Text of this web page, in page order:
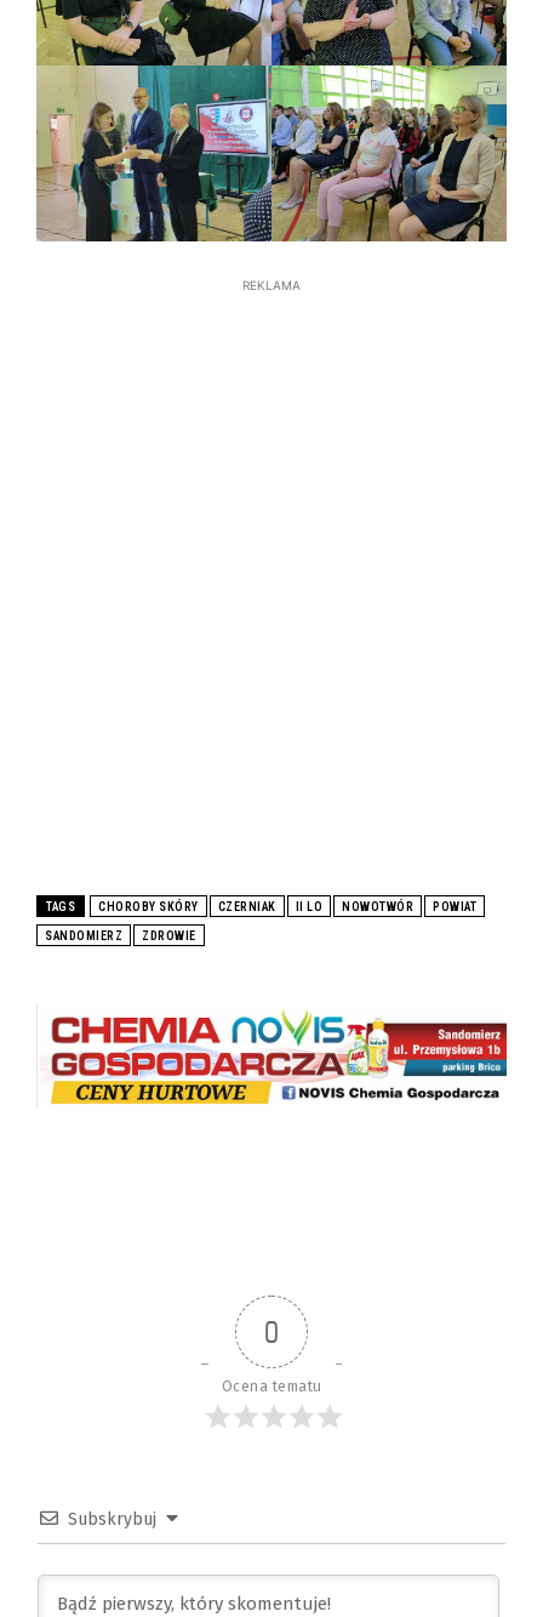
REKLAMA
TAGS CHOROBY SKÓRY CZERNIAK II LO NOWOTWÓR POWIAT
SANDOMIERZ ZDROWIE
0
Ocena tematu
Subskrybuj